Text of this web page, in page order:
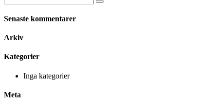
Senaste kommentarer
Arkiv
Kategorier
Inga kategorier
Meta